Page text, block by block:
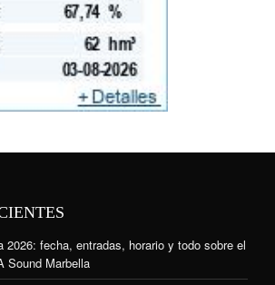
2026: fecha, entradas, horario y todo sobre el
Sound Marbella